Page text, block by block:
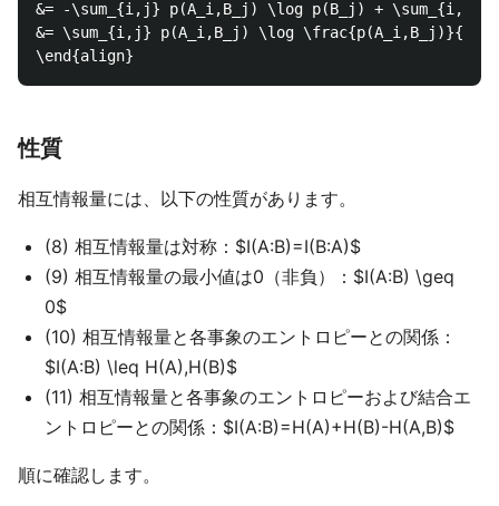
&= -\sum_{i,j} p(A_i,B_j) \log p(B_j) +
&= \sum_{i,j} p(A_i,B_j) \log
性質
相互情報量には、以下の性質があります。
(8) 相互情報量は対称：$I(A:B)=I(B:A)$
(9) 相互情報量の最小値は0（非負）：$I(A:B) \geq
0$
(10) 相互情報量と各事象のエントロピーとの関係：
$I(A:B) \leq H(A),H(B)$
(11) 相互情報量と各事象のエントロピーおよび結合エ
ントロピーとの関係：$I(A:B)=H(A)+H(B)-H(A,B)$
順に確認します。